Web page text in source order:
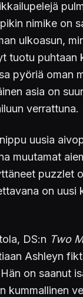
nimike on
ulkoasun,
tuotu puhtaan
pyöriä oman
asia on
verrattuna.
uusia
muutamat
puzzlet
on uusi
DS:n Two
Ashleyn
on saanut
kummallinen